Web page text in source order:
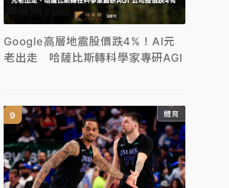
Google高層地震股價跌4%！AI元
老出走 哈薩比斯轉科學家專研AGI
體育